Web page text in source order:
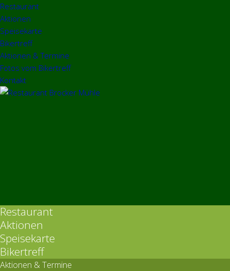
Restaurant
Aktionen
Speisekarte
Bikertreff
Aktionen & Termine
Fotos vom Bikertreff
Kontakt
Restaurant
Aktionen
Speisekarte
Bikertreff
Aktionen & Termine